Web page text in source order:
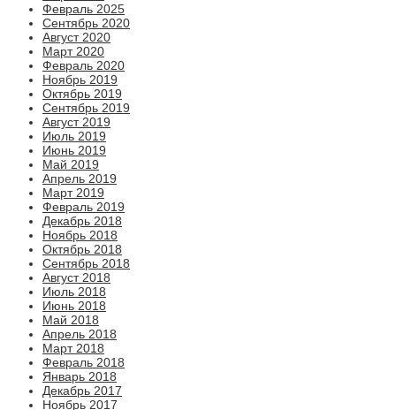
Февраль 2025
Сентябрь 2020
Август 2020
Март 2020
Февраль 2020
Ноябрь 2019
Октябрь 2019
Сентябрь 2019
Август 2019
Июль 2019
Июнь 2019
Май 2019
Апрель 2019
Март 2019
Февраль 2019
Декабрь 2018
Ноябрь 2018
Октябрь 2018
Сентябрь 2018
Август 2018
Июль 2018
Июнь 2018
Май 2018
Апрель 2018
Март 2018
Февраль 2018
Январь 2018
Декабрь 2017
Ноябрь 2017